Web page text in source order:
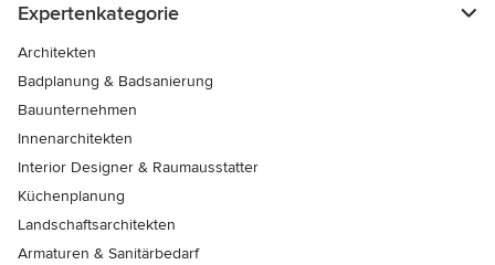
Expertenkategorie
Architekten
Badplanung & Badsanierung
Bauunternehmen
Innenarchitekten
Interior Designer & Raumausstatter
Küchenplanung
Landschaftsarchitekten
Armaturen & Sanitärbedarf